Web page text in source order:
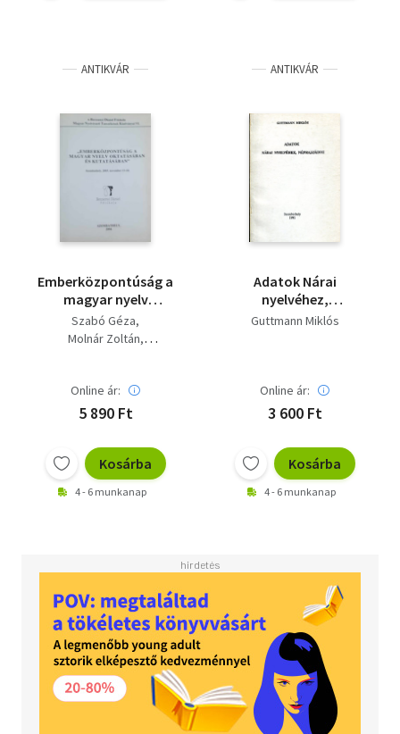
ANTIKVÁR
Emberközpontúság a
magyar nyelv
oktatásában és
kutatásában
Szabó Géza
Molnár Zoltán
Online ár:
5 890 Ft
Kosárba
4 - 6 munkanap
ANTIKVÁR
Adatok Nárai
nyelvéhez,
néprajzához
Guttmann Miklós
Online ár:
3 600 Ft
Kosárba
4 - 6 munkanap